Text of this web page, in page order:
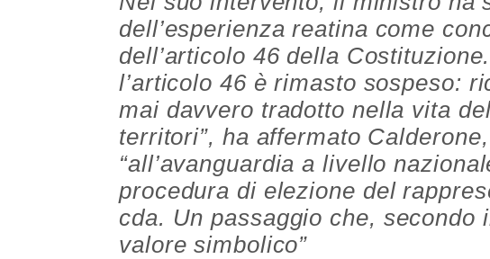
dell’esperienza reatina come
dell’articolo 46 della
l’articolo 46 è rimasto sospeso:
mai davvero tradotto nella vita
territori”, ha affermato
“all’avanguardia a livello
procedura di elezione del
cda. Un passaggio che, secondo
valore simbolico”